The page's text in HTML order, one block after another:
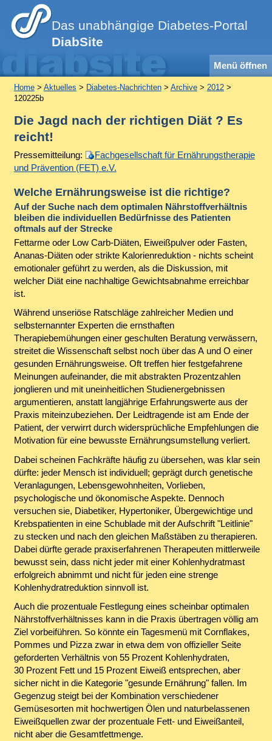
Das unabhängige Diabetes-Portal
DiabSite
Menü öffnen
Home> Aktuelles > Diabetes-Nachrichten> Archive> 2012>
120225b
Die Jagd nach der richtigen Diät ? Es
reicht!
Pressemitteilung:
Fachgesellschaft für Ernährungstherapie
und Prävention (FET) e.V.
Welche Ernährungsweise ist die richtige?
Auf der Suche nach dem optimalen Nährstoffverhältnis
bleiben die individuellen Bedürfnisse des Patienten
oftmals auf der Strecke
Fettarme oder Low Carb-Diäten, Eiweißpulver oder Fasten,
Ananas-Diäten oder strikte Kalorienreduktion - nichts scheint
emotionaler geführt zu werden, als die Diskussion, mit
welcher Diät eine nachhaltige Gewichtsabnahme erreichbar
ist.
Während unseriöse Ratschläge zahlreicher Medien und
selbsternannter Experten die ernsthaften
Therapiebemühungen einer geschulten Beratung verwässern,
streitet die Wissenschaft selbst noch über das A und O einer
gesunden Ernährungsweise. Oft treffen hier festgefahrene
Meinungen aufeinander, die mit abstrakten Prozentzahlen
jonglieren und mit uneinheitlichen Studienergebnissen
argumentieren, anstatt langjährige Erfahrungswerte aus der
Praxis miteinzubeziehen. Der Leidtragende ist am Ende der
Patient, der verwirrt durch widersprüchliche Empfehlungen die
Motivation für eine bewusste Ernährungsumstellung verliert.
Dabei scheinen Fachkräfte häufig zu übersehen, was klar sein
dürfte: jeder Mensch ist individuell; geprägt durch genetische
Veranlagungen, Lebensgewohnheiten, Vorlieben,
psychologische und ökonomische Aspekte. Dennoch
versuchen sie, Diabetiker, Hypertoniker, Übergewichtige und
Krebspatienten in eine Schublade mit der Aufschrift "Leitlinie"
zu stecken und nach den gleichen Maßstäben zu therapieren.
Dabei dürfte gerade praxiserfahrenen Therapeuten mittlerweile
bewusst sein, dass nicht jeder mit einer Kohlenhydratmast
erfolgreich abnimmt und nicht für jeden eine strenge
Kohlenhydratreduktion sinnvoll ist.
Auch die prozentuale Festlegung eines scheinbar optimalen
Nährstoffverhältnisses kann in die Praxis übertragen völlig am
Ziel vorbeiführen. So könnte ein Tagesmenü mit Cornflakes,
Pommes und Pizza zwar in etwa dem von offizieller Seite
geforderten Verhältnis von 55 Prozent Kohlenhydraten,
30 Prozent Fett und 15 Prozent Eiweiß entsprechen, aber
sicher nicht in die Kategorie "gesunde Ernährung" fallen. Im
Gegenzug steigt bei der Kombination verschiedener
Gemüsesorten mit hochwertigen Ölen und naturbelassenen
Eiweißquellen zwar der prozentuale Fett- und Eiweißanteil,
nicht aber die Gesamtfettmenge.